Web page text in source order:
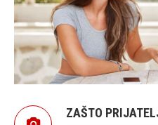
ZAŠTO